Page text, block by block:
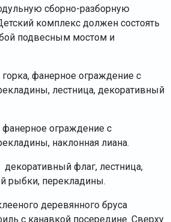
сборно-разборную
комплекс должен состоять
подвесным мостом и
фанерное ограждение с
лестница, декоративный
ограждение с
наклонная лиана.
флаг, лестница,
рыбки, перекладины.
деревянного бруса
с канавкой посередине. Сверху